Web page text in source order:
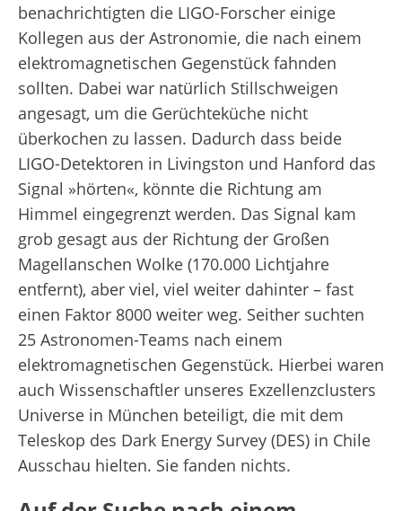
benachrichtigten die LIGO-Forscher einige
Kollegen aus der Astronomie, die nach einem
elektromagnetischen Gegenstück fahnden
sollten. Dabei war natürlich Stillschweigen
angesagt, um die Gerüchteküche nicht
überkochen zu lassen. Dadurch dass beide
LIGO-Detektoren in Livingston und Hanford das
Signal »hörten«, könnte die Richtung am
Himmel eingegrenzt werden. Das Signal kam
grob gesagt aus der Richtung der Großen
Magellanschen Wolke (170.000 Lichtjahre
entfernt), aber viel, viel weiter dahinter – fast
einen Faktor 8000 weiter weg. Seither suchten
25 Astronomen-Teams nach einem
elektromagnetischen Gegenstück. Hierbei waren
auch Wissenschaftler unseres Exzellenzclusters
Universe in München beteiligt, die mit dem
Teleskop des Dark Energy Survey (DES) in Chile
Ausschau hielten. Sie fanden nichts.